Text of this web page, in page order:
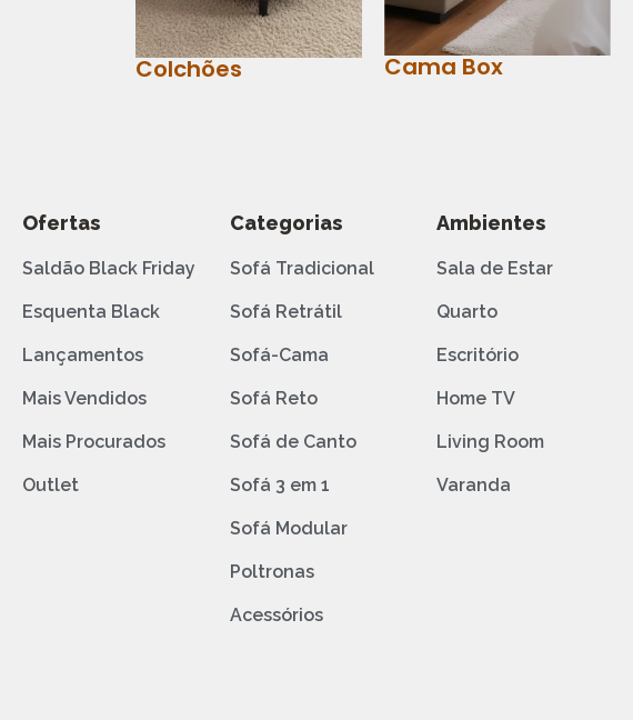
Colchões Cama Box
Ofertas
Saldão Black Friday
Esquenta Black
Lançamentos
Mais Vendidos
Mais Procurados
Outlet
Categorias
Sofá Tradicional
Sofá Retrátil
Sofá-Cama
Sofá Reto
Sofá de Canto
Sofá 3 em 1
Sofá Modular
Poltronas
Acessórios
Ambientes
Sala de Estar
Quarto
Escritório
Home TV
Living Room
Varanda